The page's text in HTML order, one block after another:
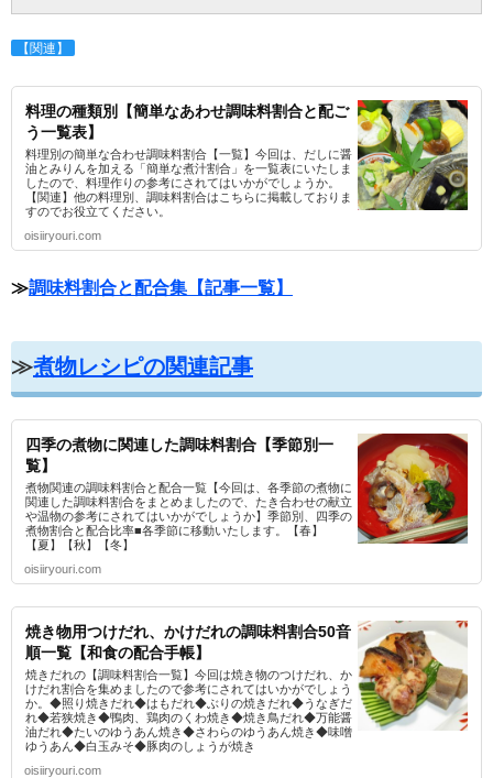
【関連】
料理の種類別【簡単なあわせ調味料割合と配ご
う一覧表】
料理別の簡単な合わせ調味料割合【一覧】今回は、だしに醤
油とみりんを加える「簡単な煮汁割合」を一覧表にいたしま
したので、料理作りの参考にされてはいかがでしょうか。
【関連】他の料理別、調味料割合はこちらに掲載しておりま
すのでお役立てください。
oisiiryouri.com
≫調味料割合と配合集【記事一覧】
≫煮物レシピの関連記事
四季の煮物に関連した調味料割合【季節別一
覧】
煮物関連の調味料割合と配合一覧【今回は、各季節の煮物に
関連した調味料割合をまとめましたので、たき合わせの献立
や温物の参考にされてはいかがでしょうか】季節別、四季の
煮物割合と配合比率■各季節に移動いたします。【春】
【夏】【秋】【冬】
oisiiryouri.com
焼き物用つけだれ、かけだれの調味料割合50音
順一覧【和食の配合手帳】
焼きだれの【調味料割合一覧】今回は焼き物のつけだれ、か
けだれ割合を集めましたので参考にされてはいかがでしょう
か。◆照り焼きだれ◆はもだれ◆ぶりの焼きだれ◆うなぎだ
れ◆若狭焼き◆鴨肉、鶏肉のくわ焼き◆焼き鳥だれ◆万能醤
油だれ◆たいのゆうあん焼き◆さわらのゆうあん焼き◆味噌
ゆうあん◆白玉みそ◆豚肉のしょうが焼き
oisiiryouri.com